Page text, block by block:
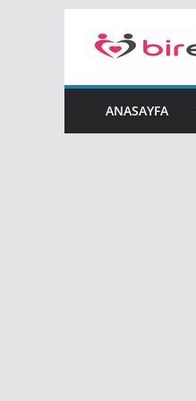
ANASAYFA